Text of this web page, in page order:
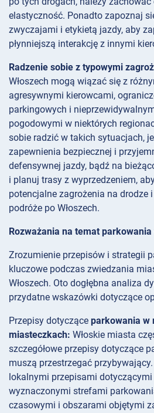
elastyczność. Ponadto zapoznaj
zwyczajami i etykietą jazdy, aby
płynniejszą interakcję z innymi
Radzenie sobie z typowymi
Włoszech mogą wiązać się z
agresywnymi kierowcami,
parkingowych i
pogodowymi w niektórych
sobie radzić w takich sytuacjach,
zapewnienia bezpiecznej i
defensywnej jazdy, bądź na
i planuj trasy z wyprzedzeniem,
potencjalne zagrożenia na drodze
podróże po Włoszech.
Rozważania na temat parkowania
Zrozumienie przepisów i strategii
kluczowe podczas zwiedzania
Włoszech. Oto dogłębna analiza
przydatne wskazówki dotyczące
Przepisy dotyczące parkowania w
miasteczkach: Włoskie miasta
szczegółowe przepisy dotyczące
muszą przestrzegać
lokalnymi przepisami
wyznaczonymi strefami
czasowymi i obszarami objętymi